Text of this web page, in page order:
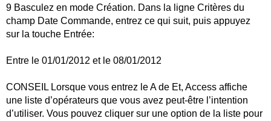
9 Basculez en mode Création. Dans la ligne Critères du
champ Date Commande, entrez ce qui suit, puis appuyez
sur la touche Entrée:
Entre le 01/01/2012 et le 08/01/2012
CONSEIL Lorsque vous entrez le A de Et, Access affiche
une liste d’opérateurs que vous avez peut-être l’intention
d’utiliser. Vous pouvez cliquer sur une option de la liste pour